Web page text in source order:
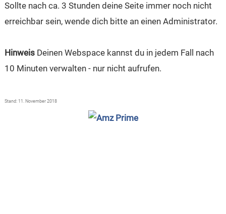
Sollte nach ca. 3 Stunden deine Seite immer noch nicht
erreichbar sein, wende dich bitte an einen Administrator.
Hinweis Deinen Webspace kannst du in jedem Fall nach
10 Minuten verwalten - nur nicht aufrufen.
Stand: 11. November 2018